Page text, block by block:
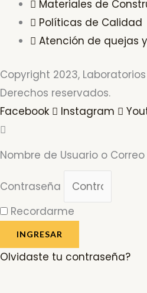
Materiales de
Políticas de Calidad
Atención de quejas
Copyright 2023,
Derechos reservados.
Facebook
Instagram
Nombre de Usuario o
Contraseña
Recordarme
INGRESAR
Olvidaste tu contraseña?